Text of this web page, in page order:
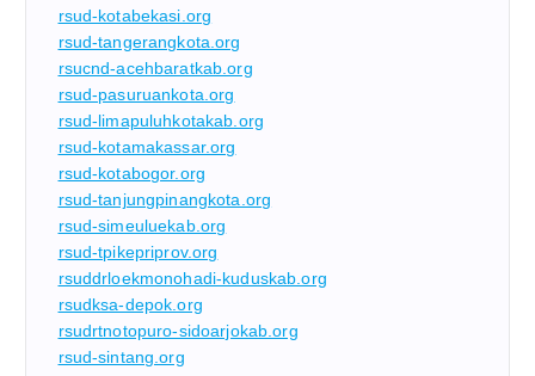
rsud-kotabekasi.org
rsud-tangerangkota.org
rsucnd-acehbaratkab.org
rsud-pasuruankota.org
rsud-limapuluhkotakab.org
rsud-kotamakassar.org
rsud-kotabogor.org
rsud-tanjungpinangkota.org
rsud-simeuluekab.org
rsud-tpikepriprov.org
rsuddrloekmonohadi-kuduskab.org
rsudksa-depok.org
rsudrtnotopuro-sidoarjokab.org
rsud-sintang.org